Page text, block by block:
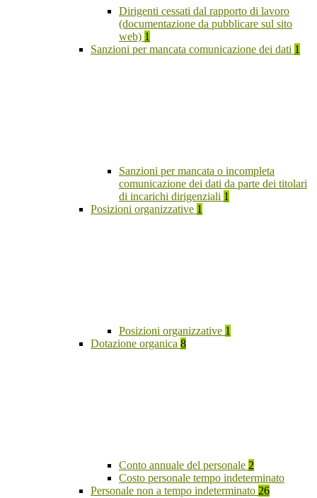
Dirigenti cessati dal rapporto di lavoro
(documentazione da pubblicare sul sito
web) 1
Sanzioni per mancata comunicazione dei dati 1
Sanzioni per mancata o incompleta
comunicazione dei dati da parte dei titolari
di incarichi dirigenziali 1
Posizioni organizzative 1
Posizioni organizzative 1
Dotazione organica 8
Conto annuale del personale 2
Costo personale tempo indeterminato
Personale non a tempo indeterminato 26